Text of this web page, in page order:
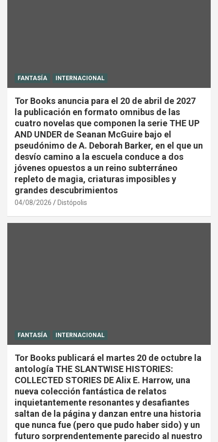
FANTASÍA INTERNACIONAL
Tor Books anuncia para el 20 de abril de 2027
la publicación en formato omnibus de las
cuatro novelas que componen la serie THE UP
AND UNDER de Seanan McGuire bajo el
pseudónimo de A. Deborah Barker, en el que un
desvío camino a la escuela conduce a dos
jóvenes opuestos a un reino subterráneo
repleto de magia, criaturas imposibles y
grandes descubrimientos
04/08/2026 Distópolis
FANTASÍA INTERNACIONAL
Tor Books publicará el martes 20 de octubre la
antología THE SLANTWISE HISTORIES:
COLLECTED STORIES DE Alix E. Harrow, una
nueva colección fantástica de relatos
inquietantemente resonantes y desafiantes
saltan de la página y danzan entre una historia
que nunca fue (pero que pudo haber sido) y un
futuro sorprendentemente parecido al nuestro